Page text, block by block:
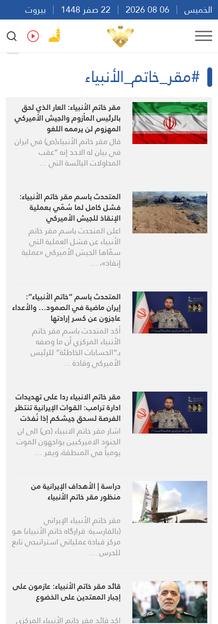
الخميس
بيروت
15:42
Ar
#مقر_خاتم_الأنبياء
مقر خاتم الأنبياء: العار الذي لحق
بالرئيس المأزوم والجيش الأميركي
المهزوم لن يرممه اللغو
قال مقر خاتم الأنبياء(ص) في ايران
في بيان له الاحد إنه “عقب
المحاولات اليائسة التي …
المتحدث باسم مقر خاتم الأنبياء:
فشل كامل لما سُمّي بعملية
الإنقاذ للجيش الأميركي
اعلن المتحدث باسم مقر خاتم
الأنبياء عن فشل العملية التي
سمّاها الجيش الأميركي «عملية
إنقاذ»، …
المتحدث باسم “خاتم الأنبياء”:
إيران ماضية في الصمود… والأعداء
عاجزون عن كسر إرادتها
أكد المتحدث باسم مقر خاتم
الأنبياء المركزي أن ما وصفه
بـ“الحسابات الخاطئة” للرئيس
الأميركي وقادة …
مقر خاتم الانبياء ردا على تهديدات
ادارة ترامب: القوات الإيرانية تنتظر
الفرصة لسحق جيشكم إذا نُفذت
تلك التهديدات
اشار مقر خاتم الانبياء (ص) الى ان
الجنود الاميركيين يواجهون الموت
يومياً في المنطقة، ويفر …
دراسة | الأهداف الإيرانية من
منظور مقر خاتم الأنبياء
مقر خاتم الأنبياء الإيراني
(بالفارسية: قرارگاه خاتم الأنبیاء) هو
مركز قيادة عملياتي استراتيجي تابع
للحرس …
قائد مقر خاتم الأنبياء: عازمون على
إجبار المعتدين على الخضوع
اكد قائد مقر خاتم الأنبياء المركزي